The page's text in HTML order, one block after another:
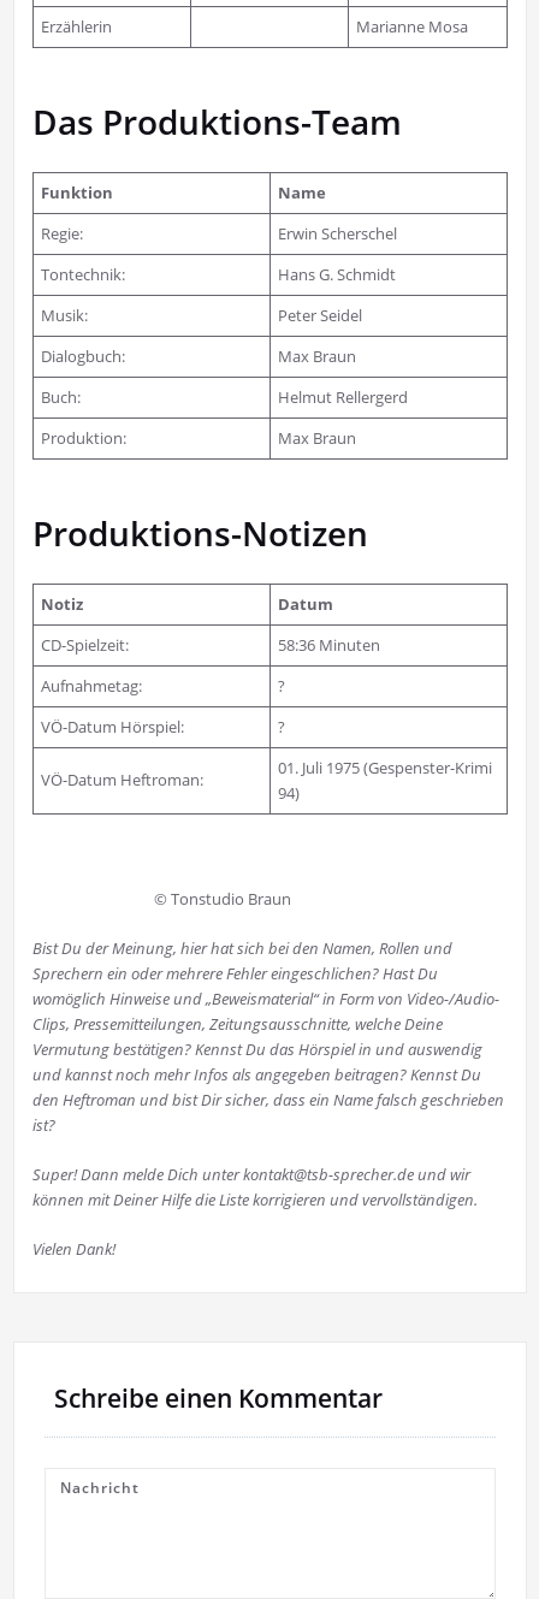
Erzählerin
Marianne Mosa
Das Produktions-Team
Funktion
Name
Regie:
Erwin Scherschel
Tontechnik:
Hans G. Schmidt
Musik:
Peter Seidel
Dialogbuch:
Max Braun
Buch:
Helmut Rellergerd
Produktion:
Max Braun
Produktions-Notizen
Notiz
Datum
CD-Spielzeit:
58:36 Minuten
Aufnahmetag:
?
VÖ-Datum Hörspiel:
?
VÖ-Datum Heftroman:
01. Juli 1975 (Gespenster-Krimi
94)
© Tonstudio Braun
Bist Du der Meinung, hier hat sich bei den Namen, Rollen und
Sprechern ein oder mehrere Fehler eingeschlichen? Hast Du
womöglich Hinweise und „Beweismaterial“ in Form von Video-/Audio-
Clips, Pressemitteilungen, Zeitungsausschnitte, welche Deine
Vermutung bestätigen? Kennst Du das Hörspiel in und auswendig
und kannst noch mehr Infos als angegeben beitragen? Kennst Du
den Heftroman und bist Dir sicher, dass ein Name falsch geschrieben
ist?
Super! Dann melde Dich unter kontakt@tsb-sprecher.de und wir
können mit Deiner Hilfe die Liste korrigieren und vervollständigen.
Vielen Dank!
Schreibe einen Kommentar